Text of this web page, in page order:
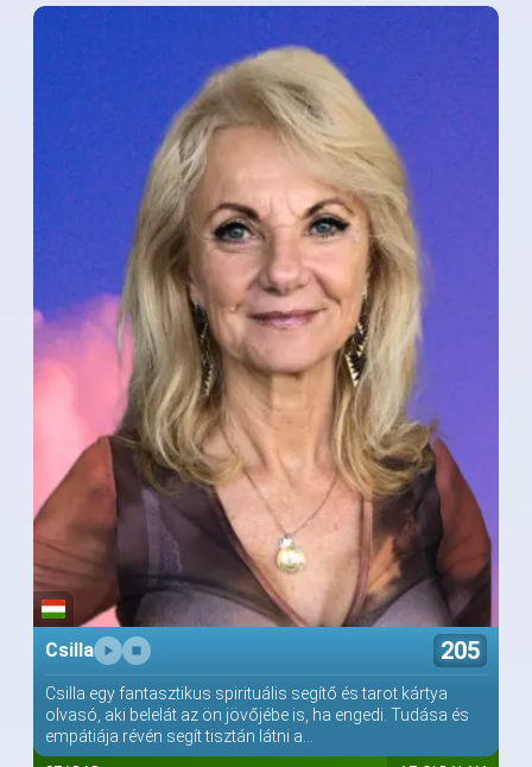
Csilla 205
Csilla egy fantasztikus spirituális segítő és tarot kártya
olvasó, aki belelát az ön jövőjébe is, ha engedi. Tudása és
empátiája révén segít tisztán látni a...